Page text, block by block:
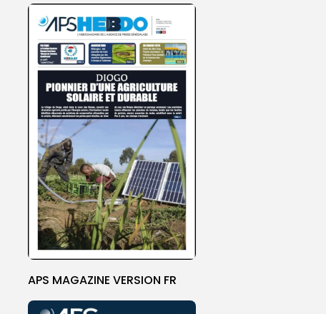
APS MAGAZINE VERSION FR